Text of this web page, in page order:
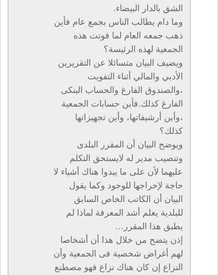
الشق بالدار البيضاء.
وما دام يطالب الناس بجمع عام فأين
ذهب جمعه العام لما فوتت هذه
الجمعية لهذه الرئيسة؟
ويضيف البيان متسائلا عن التقريرين
الأدبي والمالي أثناء التفويت
،والصندوق الفارغ والحساب البنكى
الفارغ كذلك.فأين حسابات الجمعية
،وأين أرشيفاتها، وأين تجهيزاتها
كذلك؟
ويوضح البيان أن المقرر البلدى
وتنصيب مدير له لايستحق التكلم
عليهما لأن على ما يبدوا هناك أشياء لا
حاجة لإخراجها للوجود وكما يقول
البيان أن الكاتب الخاص السابق
للبلدية يعلم أشد المعرفة لماذا لم
يطبق هذا المقرر…
إذن يتضح من خلال هذا أن أشخاصا
لهم أغراض شخصية فى الجمعية وأن
النزاع إن كان هناك نزاع فهو مصطنع